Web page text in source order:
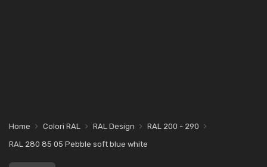
Home Colori RAL RAL Design
RAL 200 - 290
RAL 280 85 05 Pebble soft blue white